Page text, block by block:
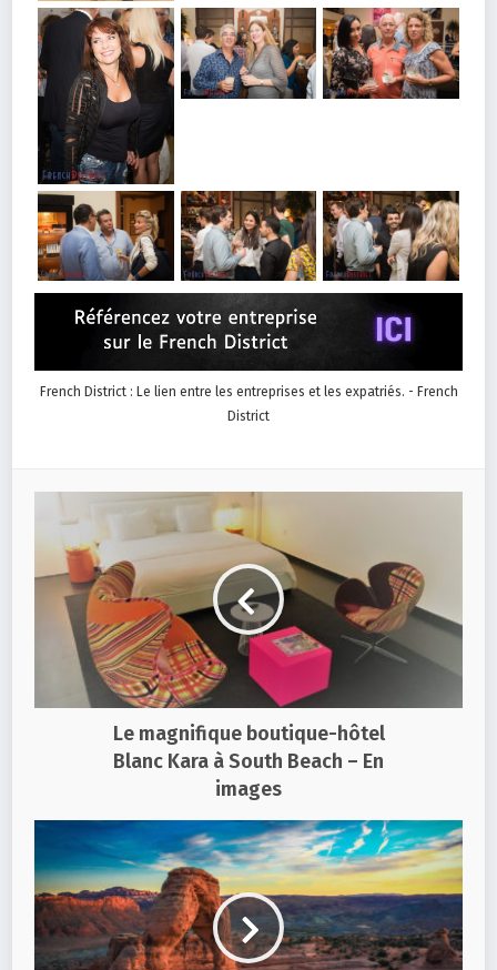
French District : Le lien entre les entreprises et les expatriés. - French
District
Le magnifique boutique-hôtel
Blanc Kara à South Beach – En
images